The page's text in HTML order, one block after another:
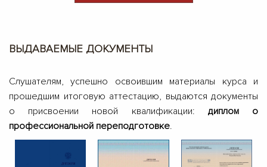
ВЫДАВАЕМЫЕ ДОКУМЕНТЫ
Слушателям, успешно освоившим материалы курса и
прошедшим итоговую аттестацию, выдаются документы
о присвоении новой квалификации: диплом о
профессиональной переподготовке.